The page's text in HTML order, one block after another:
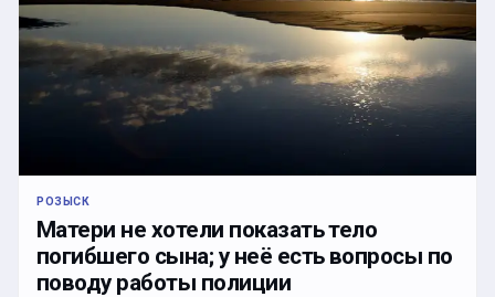
РОЗЫСК
Матери не хотели показать тело
погибшего сына; у неё есть вопросы по
поводу работы полиции